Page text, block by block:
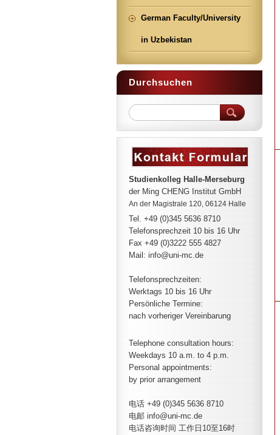
German Faculty/University
in Uzbekistan
Durchsuchen
Studienkolleg Halle-Merseburg
der Ming CHENG Institut GmbH
An der Magistrale 120, 06124 Halle
Tel. +49 (0)345 5636 8710
Telefonsprechzeit 10 bis 16 Uhr
Fax +49 (0)3222 555 4827
Mail: info@uni-mc.de
Telefonsprechzeiten:
Werktags 10 bis 16 Uhr
Persönliche Termine:
nach vorheriger Vereinbarung
Telephone consultation hours:
Weekdays 10 a.m. to 4 p.m.
Personal appointments:
by prior arrangement
电话 +49 (0)345 5636 8710
电邮 info@uni-mc.de
电话咨询时间 工作日10至16时